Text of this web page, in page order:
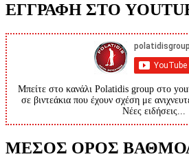
ΕΓΓΡΑΦΗ ΣΤΟ
Μπείτε στο κανάλι Polatidis group στο
σε βιντεάκια που έχουν σχέση με
Νέες ειδήσεις...
ΜΕΣΟΣ ΟΡΟΣ